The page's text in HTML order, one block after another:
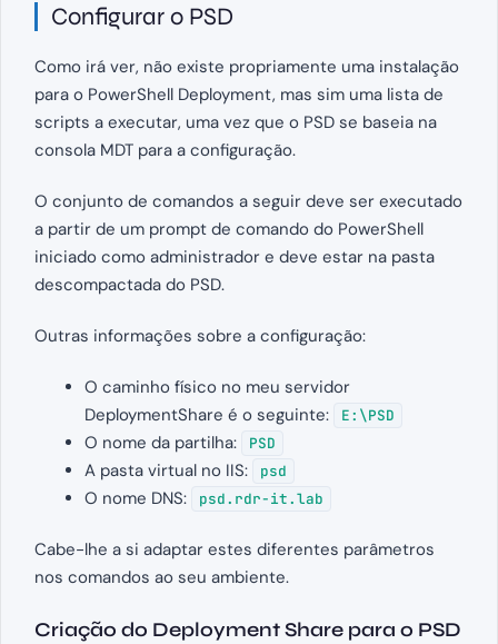
Configurar o PSD
Como irá ver, não existe propriamente uma instalação
para o PowerShell Deployment, mas sim uma lista de
scripts a executar, uma vez que o PSD se baseia na
consola MDT para a configuração.
O conjunto de comandos a seguir deve ser executado
a partir de um prompt de comando do PowerShell
iniciado como administrador e deve estar na pasta
descompactada do PSD.
Outras informações sobre a configuração:
O caminho físico no meu servidor
DeploymentShare é o seguinte:
E:\PSD
O nome da partilha: PSD
A pasta virtual no IIS: psd
O nome DNS: psd.rdr-it.lab
Cabe-lhe a si adaptar estes diferentes parâmetros
nos comandos ao seu ambiente.
Criação do Deployment Share para o PSD